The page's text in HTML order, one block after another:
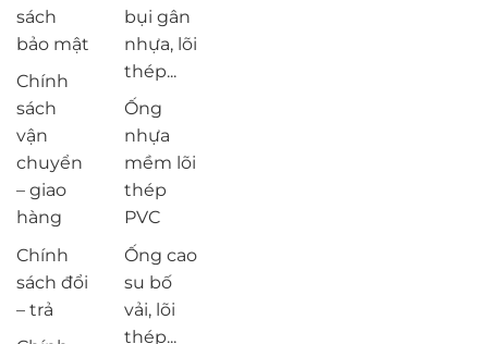
sách
bảo mật
Chính
sách
vận
chuyển
– giao
hàng
Chính
sách đổi
– trả
bụi gân
nhựa, lõi
thép...
Ống
nhựa
mềm lõi
thép
PVC
Ống cao
su bố
vải, lõi
thép...